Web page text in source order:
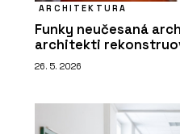
ARCHITEKTURA
Funky neučesaná
architekti
26. 5. 2026